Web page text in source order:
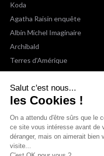
Salut c'est nous...
les Cookies !
On a attendu d'être sûrs que le
ce site vous intéresse avant de
déranger, mais on aimerait bien
visite...
Koda
Agatha Raisin enquête
Albin Michel Imaginaire
Archibald
Terres d'Amérique
Espaces Libres Poche
NOX
Wiz
Voir toutes les collections
Nous suivre